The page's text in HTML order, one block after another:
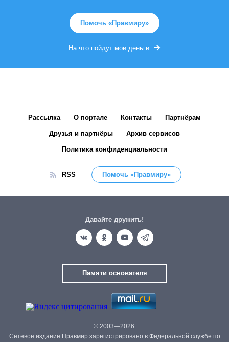
Помочь «Правмиру»
На что пойдут мои деньги
Рассылка О портале Контакты Партнёрам
Друзья и партнёры Архив сервисов
Политика конфиденциальности
RSS Помочь «Правмиру»
Давайте дружить!
Памяти основателя
© 2003—2026.
Сетевое издание Правмир зарегистрировано в Федеральной службе по